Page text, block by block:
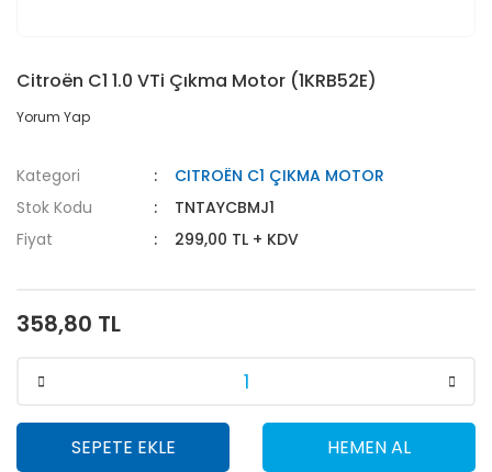
Citroën C1 1.0 VTi Çıkma Motor (1KRB52E)
Yorum Yap
Kategori
CITROËN C1 ÇIKMA MOTOR
Stok Kodu
TNTAYCBMJ1
Fiyat
299,00 TL + KDV
358,80 TL
SEPETE EKLE HEMEN AL